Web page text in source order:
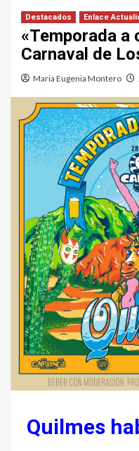
Destacados Enlace
«Temporada a
Carnaval de
Maria Eugenia Montero
Quilmes